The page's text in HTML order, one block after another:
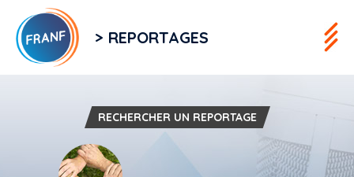
> REPORTAGES
RECHERCHER UN REPORTAGE